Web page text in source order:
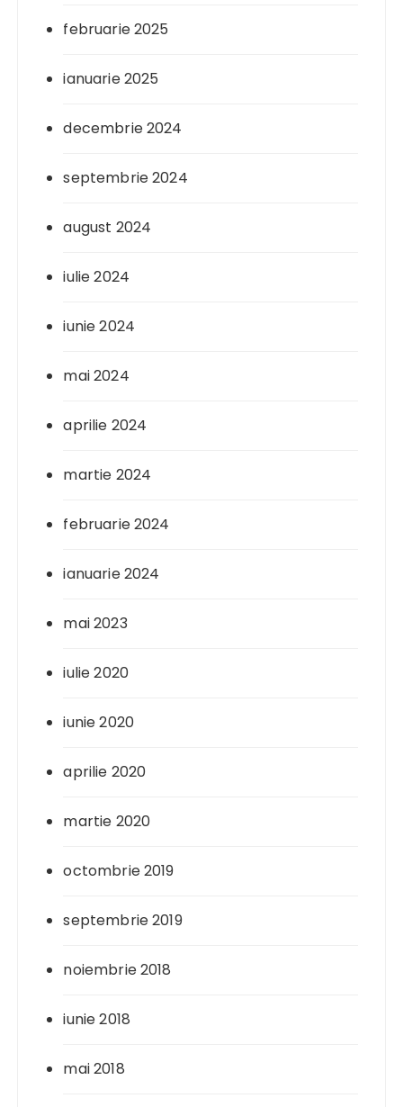
februarie 2025
ianuarie 2025
decembrie 2024
septembrie 2024
august 2024
iulie 2024
iunie 2024
mai 2024
aprilie 2024
martie 2024
februarie 2024
ianuarie 2024
mai 2023
iulie 2020
iunie 2020
aprilie 2020
martie 2020
octombrie 2019
septembrie 2019
noiembrie 2018
iunie 2018
mai 2018